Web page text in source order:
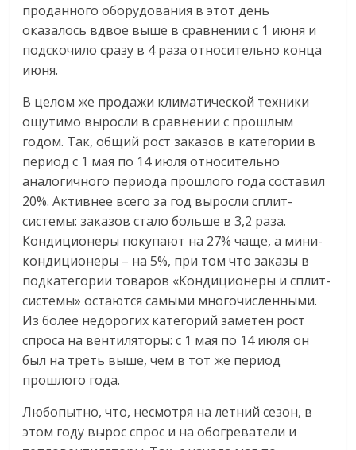
проданного оборудования в этот день
оказалось вдвое выше в сравнении с 1 июня и
подскочило сразу в 4 раза относительно конца
июня.
В целом же продажи климатической техники
ощутимо выросли в сравнении с прошлым
годом. Так, общий рост заказов в категории в
период с 1 мая по 14 июля относительно
аналогичного периода прошлого года составил
20%. Активнее всего за год выросли сплит-
системы: заказов стало больше в 3,2 раза.
Кондиционеры покупают на 27% чаще, а мини-
кондиционеры – на 5%, при том что заказы в
подкатегории товаров «Кондиционеры и сплит-
системы» остаются самыми многочисленными.
Из более недорогих категорий заметен рост
спроса на вентиляторы: с 1 мая по 14 июля он
был на треть выше, чем в тот же период
прошлого года.
Любопытно, что, несмотря на летний сезон, в
этом году вырос спрос и на обогреватели и